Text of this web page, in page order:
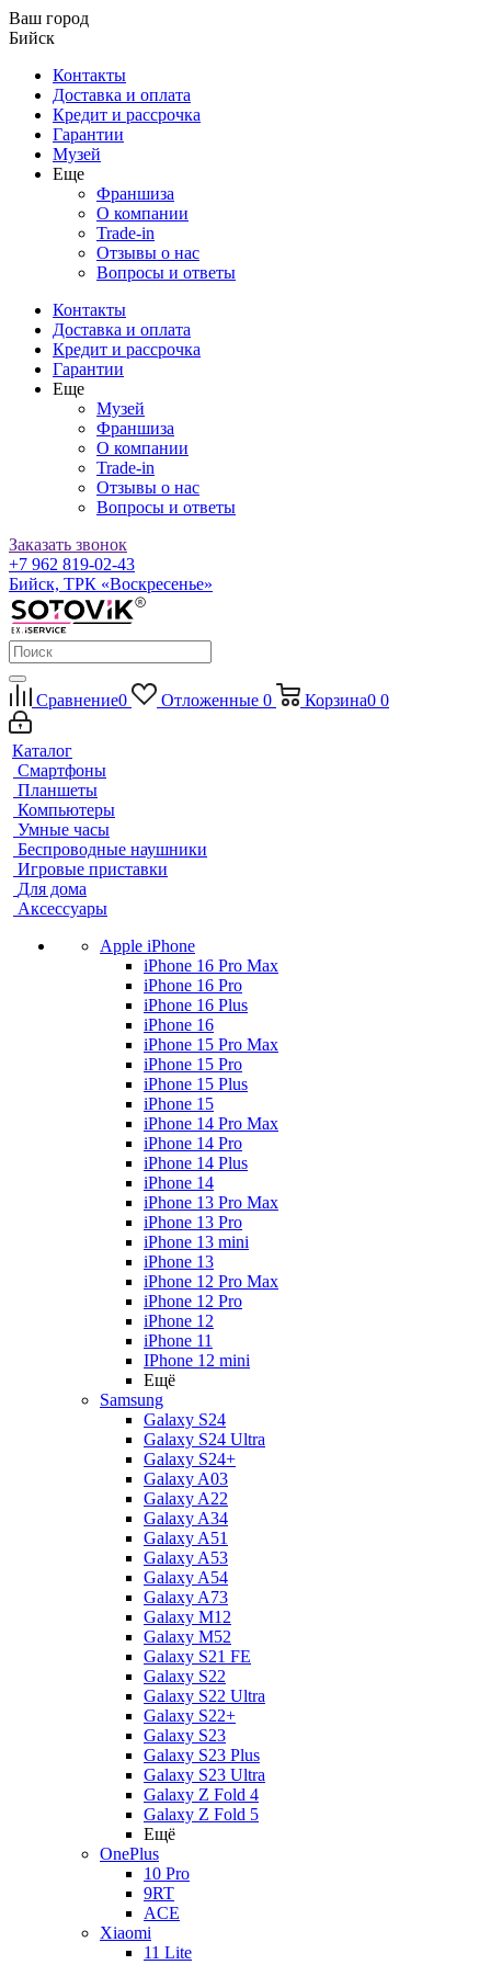
Ваш город
Бийск
Контакты
Доставка и оплата
Кредит и рассрочка
Гарантии
Музей
Еще
Франшиза
О компании
Trade-in
Отзывы о нас
Вопросы и ответы
Контакты
Доставка и оплата
Кредит и рассрочка
Гарантии
Еще
Музей
Франшиза
О компании
Trade-in
Отзывы о нас
Вопросы и ответы
Заказать звонок
+7 962 819-02-43
Бийск, ТРК «Воскресенье»
Сравнение0 Отложенные 0 Корзина0 0
Каталог
Смартфоны
Планшеты
Компьютеры
Умные часы
Беспроводные наушники
Игровые приставки
Для дома
Аксессуары
Apple iPhone
iPhone 16 Pro Max
iPhone 16 Pro
iPhone 16 Plus
iPhone 16
iPhone 15 Pro Max
iPhone 15 Pro
iPhone 15 Plus
iPhone 15
iPhone 14 Pro Max
iPhone 14 Pro
iPhone 14 Plus
iPhone 14
iPhone 13 Pro Max
iPhone 13 Pro
iPhone 13 mini
iPhone 13
iPhone 12 Pro Max
iPhone 12 Pro
iPhone 12
iPhone 11
IPhone 12 mini
Ещё
Samsung
Galaxy S24
Galaxy S24 Ultra
Galaxy S24+
Galaxy A03
Galaxy A22
Galaxy A34
Galaxy A51
Galaxy A53
Galaxy A54
Galaxy A73
Galaxy M12
Galaxy M52
Galaxy S21 FE
Galaxy S22
Galaxy S22 Ultra
Galaxy S22+
Galaxy S23
Galaxy S23 Plus
Galaxy S23 Ultra
Galaxy Z Fold 4
Galaxy Z Fold 5
Ещё
OnePlus
10 Pro
9RT
ACE
Xiaomi
11 Lite